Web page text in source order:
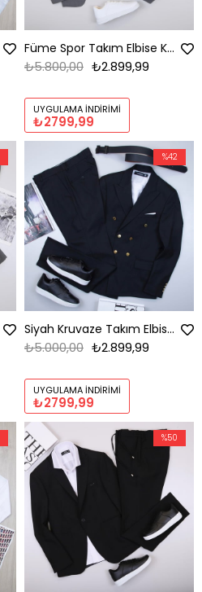
Füme Spor Takım Elbise Kombini Erkek | Slim Fit Şık Günlük Set
₺2.899,99
₺5.800,00
UYGULAMA İNDIRIMI
₺2799,99
Siyah Kruvaze Takım Elbise Tişört Kombini Erkek | Slim Fit Şık Günlük Set
₺2.899,99
₺5.000,00
UYGULAMA İNDIRIMI
₺2799,99
%42
%50